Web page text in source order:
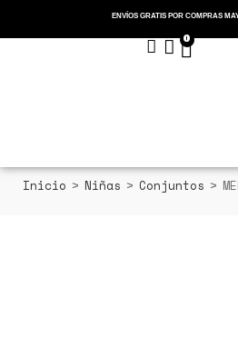
ENVÍOS GRATIS POR COMPRAS
0
Inicio > Niñas > Conjuntos >